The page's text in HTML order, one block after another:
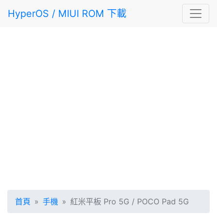
HyperOS / MIUI ROM 下載
首頁 手機 紅米平板 Pro 5G / POCO Pad 5G